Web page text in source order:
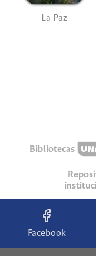
La Paz
Bibliotecas
Facebook